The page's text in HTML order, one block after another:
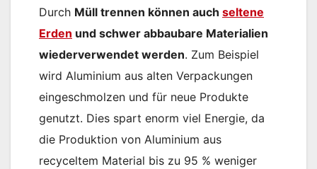
Durch Müll trennen können auch seltene
Erden und schwer abbaubare Materialien
wiederverwendet werden. Zum Beispiel
wird Aluminium aus alten Verpackungen
eingeschmolzen und für neue Produkte
genutzt. Dies spart enorm viel Energie, da
die Produktion von Aluminium aus
recyceltem Material bis zu 95 % weniger